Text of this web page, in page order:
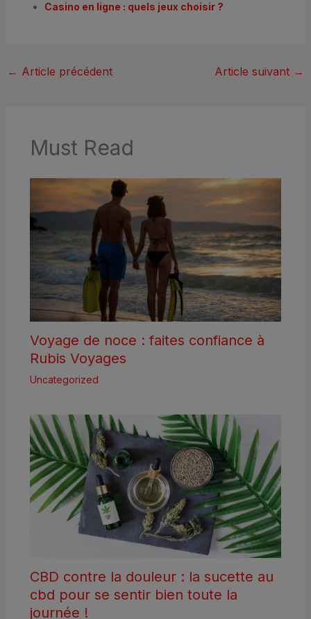
Casino en ligne : quels jeux choisir ?
← Article précédent Article suivant →
Must Read
Voyage de noce : faites confiance à
Rubis Voyages
Uncategorized
CBD contre la douleur : la sucette au
cbd pour se sentir bien toute la
journée !